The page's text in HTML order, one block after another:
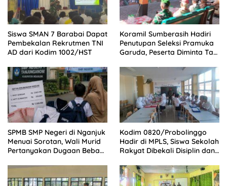
Siswa SMAN 7 Barabai Dapat
Pembekalan Rekrutmen TNI
AD dari Kodim 1002/HST
Koramil Sumberasih Hadiri
Penutupan Seleksi Pramuka
Garuda, Peserta Diminta Tak
SPMB SMP Negeri di Nganjuk
Menuai Sorotan, Wali Murid
Pertanyakan Dugaan Beban
Pengawasan Dinas
Pendidikan
Kodim 0820/Probolinggo
Hadir di MPLS, Siswa Sekolah
Rakyat Dibekali Disiplin dan